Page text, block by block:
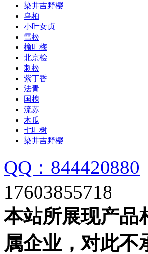
染井吉野樱
乌桕
小叶女贞
雪松
榆叶梅
北京桧
刺松
紫丁香
法青
国槐
流苏
木瓜
七叶树
染井吉野樱
QQ：844420880
17603855718
本站所展现产品
属企业，对此不